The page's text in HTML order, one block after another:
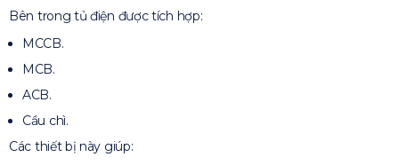
Bên trong tủ điện được tích hợp:
MCCB.
MCB.
ACB.
Cầu chì.
Các thiết bị này giúp: